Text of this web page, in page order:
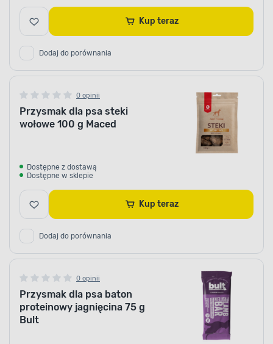
Kup teraz
Dodaj do porównania
0 opinii
Przysmak dla psa steki
wołowe 100 g Maced
Dostępne z dostawą
Dostępne w sklepie
Kup teraz
Dodaj do porównania
0 opinii
Przysmak dla psa baton
proteinowy jagnięcina 75 g
Bult